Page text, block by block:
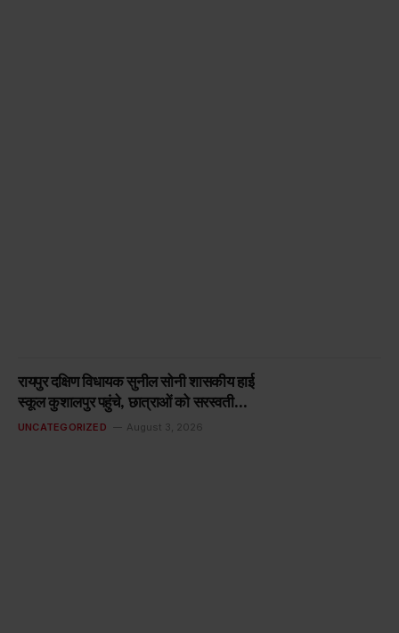
रायपुर दक्षिण विधायक सुनील सोनी शासकीय हाई
स्कूल कुशालपुर पहुंचे, छात्राओं को सरस्वती
योजना अंतर्गत साइकिलें प्रदत्त कीं
UNCATEGORIZED August 3, 2026